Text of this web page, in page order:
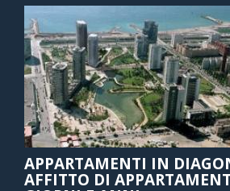
APPARTAMENTI IN
AFFITTO DI